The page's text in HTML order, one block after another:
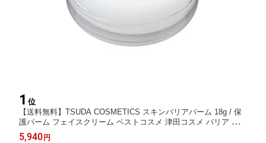
1 位
【送料無料】TSUDA COSMETICS スキンバリアバーム 18g / 保
護バーム フェイスクリーム ベストコスメ 津田コスメ バリア ゆら
ぎ肌ケア 化粧下地 ツダコスメ
5,940 円